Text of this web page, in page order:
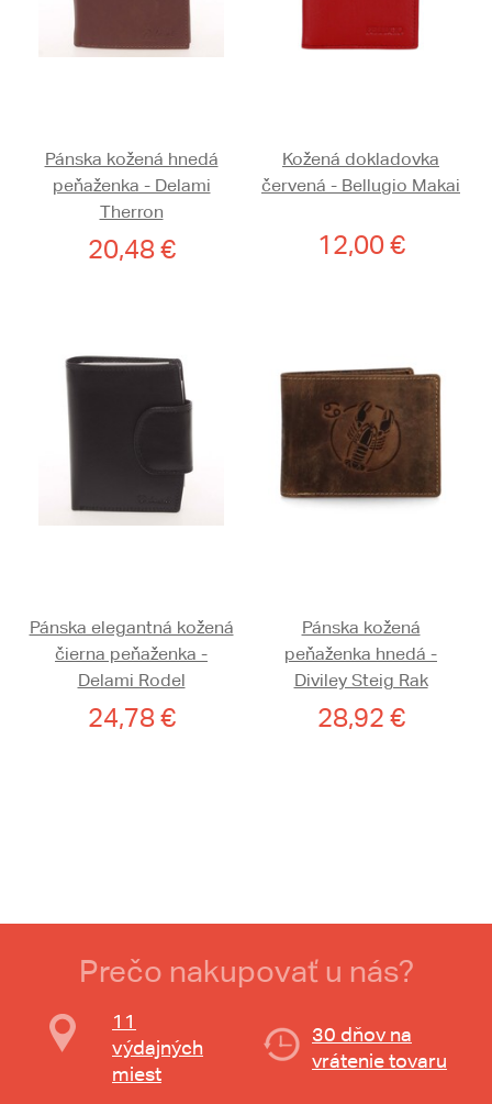
Pánska kožená hnedá
peňaženka - Delami
Therron
20,48 €
Kožená dokladovka
červená - Bellugio Makai
12,00 €
Pánska elegantná kožená
čierna peňaženka -
Delami Rodel
24,78 €
Pánska kožená
peňaženka hnedá -
Diviley Steig Rak
28,92 €
Prečo nakupovať u nás?
11
výdajných
miest
30 dňov na
vrátenie tovaru